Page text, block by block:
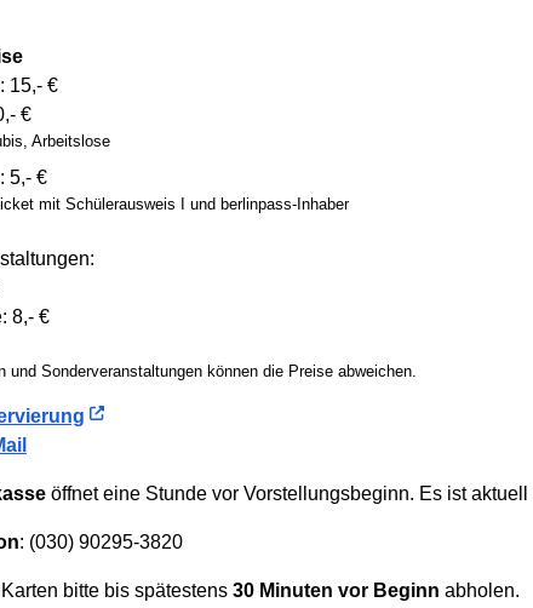
15,- €
€
Arbeitslose
5,- €
mit Schüler­ausweis I und berlinpass-Inhaber
8,- €
und Sonder­ver­an­stal­tun­gen können die Preise abweichen.
öffnet eine Stunde vor Vor­stellungs­beginn. Es ist aktuell
: (030) 90295-3820
bitte bis spätestens 30 Minuten vor Beginn abholen.